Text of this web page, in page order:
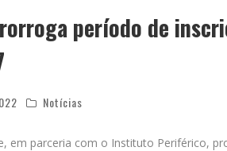
período de
Notícias
em parceria com o Instituto Periférico,